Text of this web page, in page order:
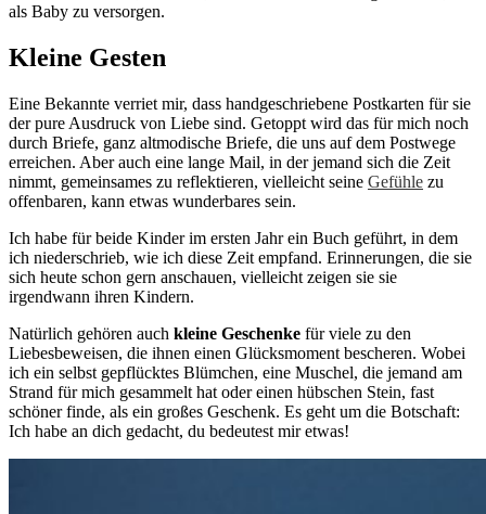
als Baby zu versorgen.
Kleine Gesten
Eine Bekannte verriet mir, dass handgeschriebene Postkarten für sie
der pure Ausdruck von Liebe sind. Getoppt wird das für mich noch
durch Briefe, ganz altmodische Briefe, die uns auf dem Postwege
erreichen. Aber auch eine lange Mail, in der jemand sich die Zeit
nimmt, gemeinsames zu reflektieren, vielleicht seine Gefühle zu
offenbaren, kann etwas wunderbares sein.
Ich habe für beide Kinder im ersten Jahr ein Buch geführt, in dem
ich niederschrieb, wie ich diese Zeit empfand. Erinnerungen, die sie
sich heute schon gern anschauen, vielleicht zeigen sie sie
irgendwann ihren Kindern.
Natürlich gehören auch kleine Geschenke für viele zu den
Liebesbeweisen, die ihnen einen Glücksmoment bescheren. Wobei
ich ein selbst gepflücktes Blümchen, eine Muschel, die jemand am
Strand für mich gesammelt hat oder einen hübschen Stein, fast
schöner finde, als ein großes Geschenk. Es geht um die Botschaft:
Ich habe an dich gedacht, du bedeutest mir etwas!